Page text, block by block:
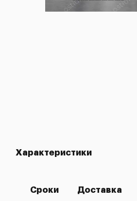
Характеристики
Доставка
Сроки